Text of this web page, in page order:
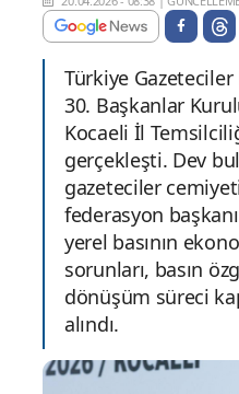
Türkiye
30. Başkanlar
Kocaeli İl
gerçekleşti. Dev
gazeteciler
federasyon
yerel basının
sorunları, basın
dönüşüm süreci
alındı.